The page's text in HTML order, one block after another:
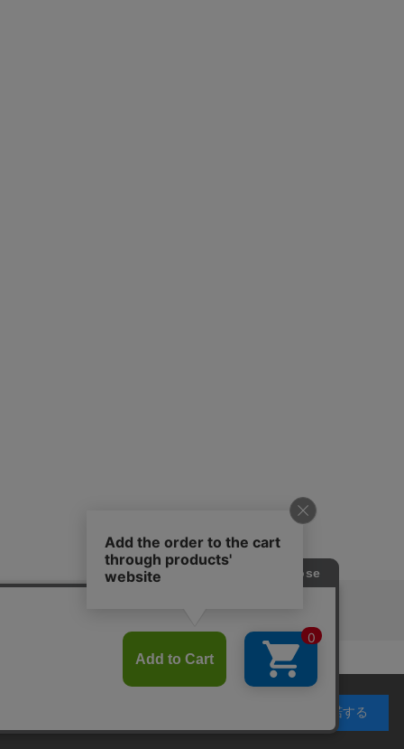
ることを目的としています。 プライバシーポリ
承諾する